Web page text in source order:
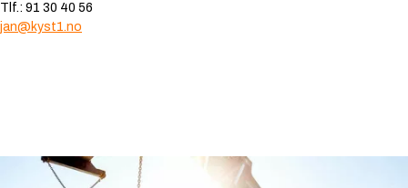
Tlf.: 91 30 40 56
jan@kyst1.no